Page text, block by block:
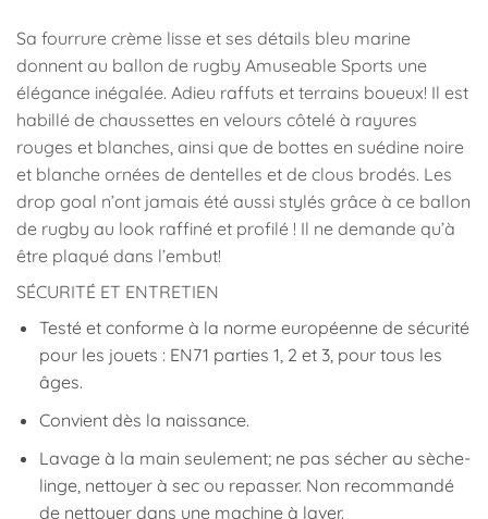
Sa fourrure crème lisse et ses détails bleu marine
donnent au ballon de rugby Amuseable Sports une
élégance inégalée. Adieu raffuts et terrains boueux! Il est
habillé de chaussettes en velours côtelé à rayures
rouges et blanches, ainsi que de bottes en suédine noire
et blanche ornées de dentelles et de clous brodés. Les
drop goal n’ont jamais été aussi stylés grâce à ce ballon
de rugby au look raffiné et profilé ! Il ne demande qu’à
être plaqué dans l’embut!
SÉCURITÉ ET ENTRETIEN
Testé et conforme à la norme européenne de sécurité
pour les jouets : EN71 parties 1, 2 et 3, pour tous les
âges.
Convient dès la naissance.
Lavage à la main seulement; ne pas sécher au sèche-
linge, nettoyer à sec ou repasser. Non recommandé
de nettoyer dans une machine à laver.